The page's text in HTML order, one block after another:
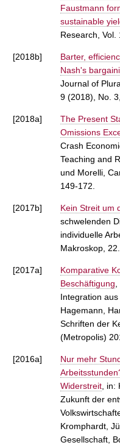
Faustmann
sustainable
Research, Vol.
[2018b]
Barter,
Nash's
Journal of
9 (2018), No.
[2018a]
The Present
Omissions
Crash
Teaching and
und Morelli,
149-172.
[2017b] Kein Streit um
schwelenden
individuelle
Makroskop,
[2017a]
Komparative
Beschäftigung
Integration
Hagemann,
Schriften der
(Metropolis)
[2016a]
Nur mehr
Widerstreit ,
Zukunft der
Kromphardt,
Gesellschaft,